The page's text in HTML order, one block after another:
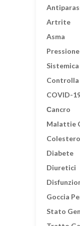
Artrite
Asma
Sistemica
Controlla
COVID-
Сancro
Malattie
Diabete
Diuretici
Goccia
Stato